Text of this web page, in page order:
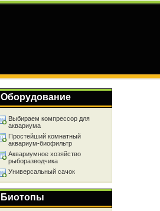
Оборудование
Выбираем компрессор для
аквариума
Простейший комнатный
аквариум-биофильтр
Аквариумное хозяйство
рыборазводчика
Универсальный сачок
Биотопы